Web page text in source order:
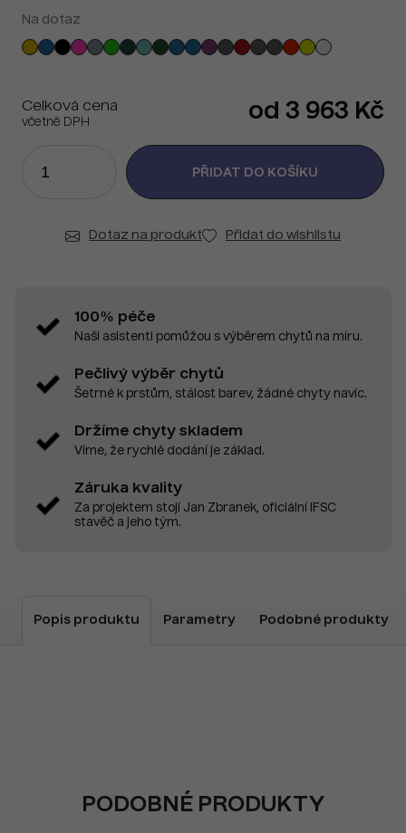
Na dotaz
Celková cena
včetně DPH od 3 963 Kč
Dotaz na produkt Přidat do wishlistu
100% péče
Naši asistenti pomůžou s výběrem chytů na míru.
Pečlivý výběr chytů
Šetrné k prstům, stálost barev, žádné chyty navíc.
Držíme chyty skladem
Víme, že rychlé dodání je základ.
Záruka kvality
Za projektem stojí Jan Zbranek, oficiální IFSC
stavěč a jeho tým.
Popis produktu Parametry Podobné produkty
PODOBNÉ PRODUKTY